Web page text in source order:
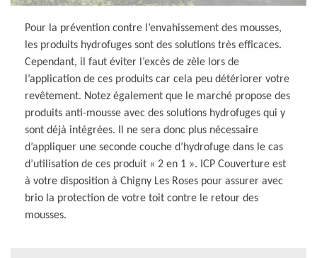
Pour la prévention contre l’envahissement des mousses,
les produits hydrofuges sont des solutions très efficaces.
Cependant, il faut éviter l’excès de zèle lors de
l’application de ces produits car cela peu détériorer votre
revêtement. Notez également que le marché propose des
produits anti-mousse avec des solutions hydrofuges qui y
sont déjà intégrées. Il ne sera donc plus nécessaire
d’appliquer une seconde couche d’hydrofuge dans le cas
d’utilisation de ces produit « 2 en 1 ». ICP Couverture est
à votre disposition à Chigny Les Roses pour assurer avec
brio la protection de votre toit contre le retour des
mousses.